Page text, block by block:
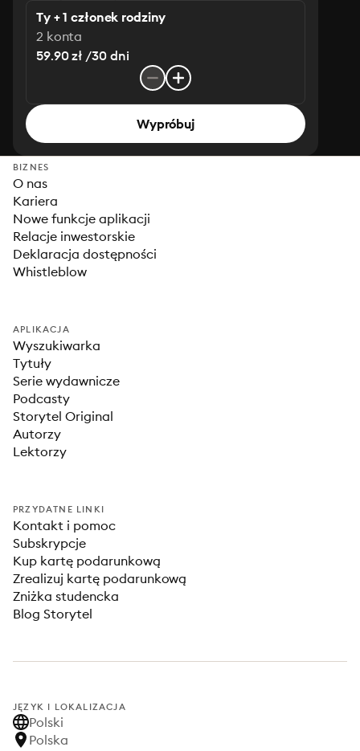
Ty + 1 członek rodziny
2 konta
59.90 zł /30 dni
Wypróbuj
BIZNES
O nas
Kariera
Nowe funkcje aplikacji
Relacje inwestorskie
Deklaracja dostępności
Whistleblow
APLIKACJA
Wyszukiwarka
Tytuły
Serie wydawnicze
Podcasty
Storytel Original
Autorzy
Lektorzy
PRZYDATNE LINKI
Kontakt i pomoc
Subskrypcje
Kup kartę podarunkową
Zrealizuj kartę podarunkową
Zniżka studencka
Blog Storytel
JĘZYK I LOKALIZACJA
Polski
Polska